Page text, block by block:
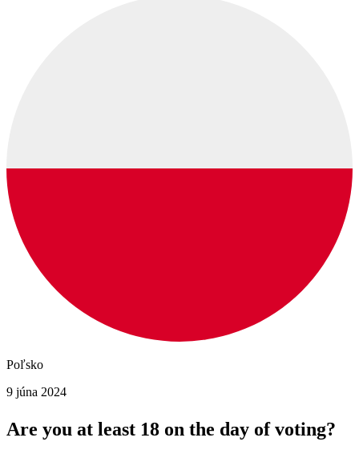
Poľsko
9 júna 2024
Are you at least 18 on the day of voting?